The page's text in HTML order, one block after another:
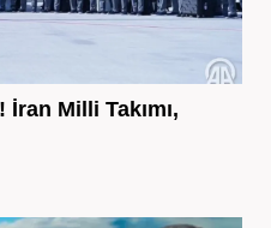
Milli Takımı,